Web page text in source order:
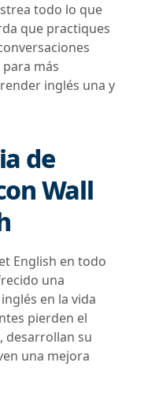
todo lo que
que practiques
más
inglés una y
de
Wall
English en todo
una
en la vida
pierden el
desarrollan su
una mejora